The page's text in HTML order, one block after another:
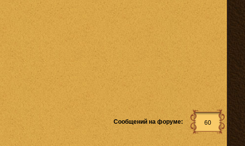
Сообщений на форуме: 60